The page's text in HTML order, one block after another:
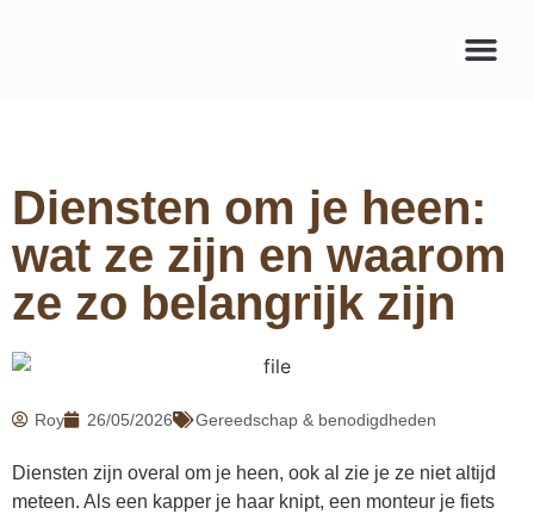
Diensten om je heen:
wat ze zijn en waarom
ze zo belangrijk zijn
Roy 26/05/2026 Gereedschap & benodigdheden
Diensten zijn overal om je heen, ook al zie je ze niet altijd
meteen. Als een kapper je haar knipt, een monteur je fiets